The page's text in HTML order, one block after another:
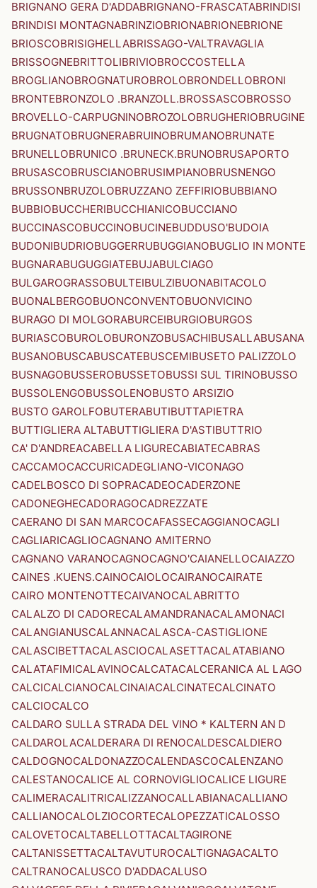
BRIGNANO GERA D'ADDABRIGNANO-FRASCATABRINDISI
BRINDISI MONTAGNABRINZIOBRIONABRIONEBRIONE
BRIOSCOBRISIGHELLABRISSAGO-VALTRAVAGLIA
BRISSOGNEBRITTOLIBRIVIOBROCCOSTELLA
BROGLIANOBROGNATUROBROLOBRONDELLOBRONI
BRONTEBRONZOLO .BRANZOLL.BROSSASCOBROSSO
BROVELLO-CARPUGNINOBROZOLOBRUGHERIOBRUGINE
BRUGNATOBRUGNERABRUINOBRUMANOBRUNATE
BRUNELLOBRUNICO .BRUNECK.BRUNOBRUSAPORTO
BRUSASCOBRUSCIANOBRUSIMPIANOBRUSNENGO
BRUSSONBRUZOLOBRUZZANO ZEFFIRIOBUBBIANO
BUBBIOBUCCHERIBUCCHIANICOBUCCIANO
BUCCINASCOBUCCINOBUCINEBUDDUSO'BUDOIA
BUDONIBUDRIOBUGGERRUBUGGIANOBUGLIO IN MONTE
BUGNARABUGUGGIATEBUJABULCIAGO
BULGAROGRASSOBULTEIBULZIBUONABITACOLO
BUONALBERGOBUONCONVENTOBUONVICINO
BURAGO DI MOLGORABURCEIBURGIOBURGOS
BURIASCOBUROLOBURONZOBUSACHIBUSALLABUSANA
BUSANOBUSCABUSCATEBUSCEMIBUSETO PALIZZOLO
BUSNAGOBUSSEROBUSSETOBUSSI SUL TIRINOBUSSO
BUSSOLENGOBUSSOLENOBUSTO ARSIZIO
BUSTO GAROLFOBUTERABUTIBUTTAPIETRA
BUTTIGLIERA ALTABUTTIGLIERA D'ASTIBUTTRIO
CA' D'ANDREACABELLA LIGURECABIATECABRAS
CACCAMOCACCURICADEGLIANO-VICONAGO
CADELBOSCO DI SOPRACADEOCADERZONE
CADONEGHECADORAGOCADREZZATE
CAERANO DI SAN MARCOCAFASSECAGGIANOCAGLI
CAGLIARICAGLIOCAGNANO AMITERNO
CAGNANO VARANOCAGNOCAGNO'CAIANELLOCAIAZZO
CAINES .KUENS.CAINOCAIOLOCAIRANOCAIRATE
CAIRO MONTENOTTECAIVANOCALABRITTO
CALALZO DI CADORECALAMANDRANACALAMONACI
CALANGIANUSCALANNACALASCA-CASTIGLIONE
CALASCIBETTACALASCIOCALASETTACALATABIANO
CALATAFIMICALAVINOCALCATACALCERANICA AL LAGO
CALCICALCIANOCALCINAIACALCINATECALCINATO
CALCIOCALCO
CALDARO SULLA STRADA DEL VINO * KALTERN AN D
CALDAROLACALDERARA DI RENOCALDESCALDIERO
CALDOGNOCALDONAZZOCALENDASCOCALENZANO
CALESTANOCALICE AL CORNOVIGLIOCALICE LIGURE
CALIMERACALITRICALIZZANOCALLABIANACALLIANO
CALLIANOCALOLZIOCORTECALOPEZZATICALOSSO
CALOVETOCALTABELLOTTACALTAGIRONE
CALTANISSETTACALTAVUTUROCALTIGNAGACALTO
CALTRANOCALUSCO D'ADDACALUSO